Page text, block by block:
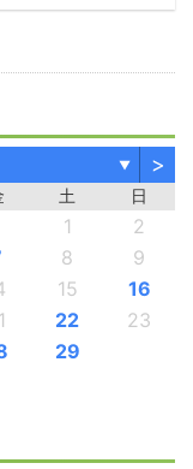
▼ >
土 日
1
2
8
9
15
16
22
23
29